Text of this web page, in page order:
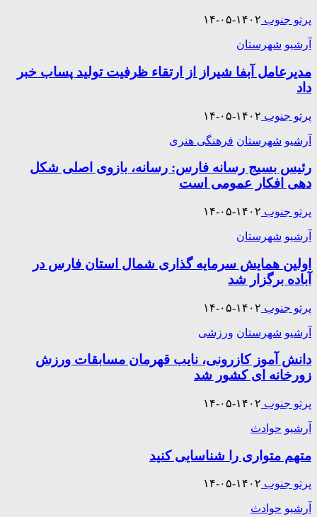
پرتو جنوب ۱۴۰۲-۰۵-۱۴
آرشیو شهرستان
مدیرعامل آبفا شیراز از ارتقاء ظرفیت تولید پساب خبر
داد
پرتو جنوب ۱۴۰۲-۰۵-۱۴
آرشیو شهرستان فرهنگی هنری
رئیس بسیج رسانه فارس: رسانه، بازوی اصلی شکل
دهی افکار عمومی است
پرتو جنوب ۱۴۰۲-۰۵-۱۴
آرشیو شهرستان
اولین همایش سرمایه گذاری شمال استان فارس در
آباده برگزار شد
پرتو جنوب ۱۴۰۲-۰۵-۱۴
آرشیو شهرستان ورزشی
دانش آموز کازرونی، نایب قهرمان مسابقات ورزش
زورخانه ای کشور شد
پرتو جنوب ۱۴۰۲-۰۵-۱۴
آرشیو حوادث
متهم متواری را شناسایی کنید
پرتو جنوب ۱۴۰۲-۰۵-۱۴
آرشیو حوادث